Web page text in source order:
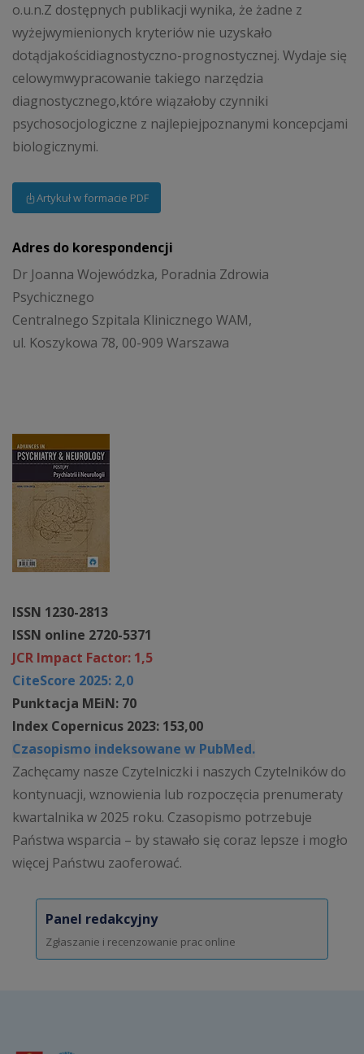
ISSN 1230-2813
ISSN online 2720-5371
JCR Impact Factor: 1,5
CiteScore 2025: 2,0
Punktacja MEiN: 70
Index Copernicus 2023: 153,00
Czasopismo indeksowane w PubMed.
Zachęcamy nasze Czytelniczki i naszych Czytelników do
kontynuacji, wznowienia lub rozpoczęcia prenumeraty
kwartalnika w 2025 roku. Czasopismo potrzebuje
Państwa wsparcia – by stawało się coraz lepsze i mogło
więcej Państwu zaoferować.
Panel redakcyjny
Zgłaszanie i recenzowanie prac online
o.u.n.Z dostępnych publikacji wynika, że żadne z
wyżejwymienionych kryteriów nie uzyskało
dotądjakościdiagnostyczno-prognostycznej. Wydaje się
celowymwypracowanie takiego narzędzia
diagnostycznego,które wiązałoby czynniki
psychosocjologiczne z najlepiejpoznanymi koncepcjami
biologicznymi.
Artykuł w formacie PDF
Adres do korespondencji
Dr Joanna Wojewódzka, Poradnia Zdrowia
Psychicznego
Centralnego Szpitala Klinicznego WAM,
ul. Koszykowa 78, 00-909 Warszawa